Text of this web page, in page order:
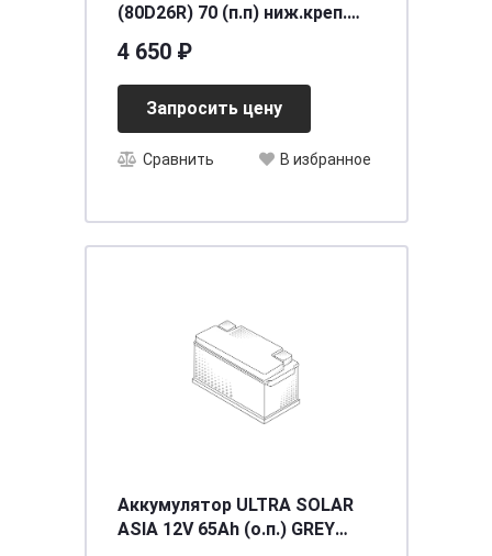
(80D26R) 70 (п.п) ниж.креп.
4 650 ₽
Запросить цену
Сравнить В избранное
Аккумулятор ULTRA SOLAR
ASIA 12V 65Ah (о.п.) GREY